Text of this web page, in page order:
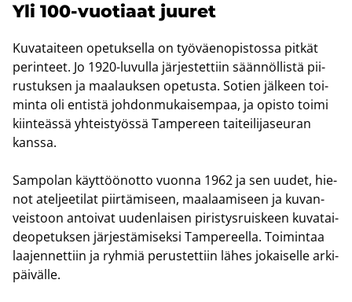
Yli 100-​vuotiaat juu­ret
Ku­va­tai­teen ope­tuk­sel­la on työ­väen­opis­tos­sa pit­kät
pe­rin­teet. Jo 1920-​luvulla jär­jes­tet­tiin sään­nöl­lis­tä pii­
rus­tuk­sen ja maa­lauk­sen ope­tus­ta. So­tien jäl­keen toi­
min­ta oli en­tis­tä joh­don­mu­kai­sem­paa, ja opis­to toimi
kiin­teäs­sä yh­teis­työs­sä Tam­pe­reen tai­tei­li­ja­seu­ran
kans­sa.
Sam­po­lan käyt­töön­ot­to vuon­na 1962 ja sen uudet, hie­
not atel­jee­ti­lat piir­tä­mi­seen, maa­laa­mi­seen ja ku­van­
veis­toon an­toi­vat uu­den­lai­sen pi­ris­tys­ruis­keen ku­va­tai­
deo­pe­tuk­sen jär­jes­tä­mi­sek­si Tam­pe­reel­la. Toi­min­taa
laa­jen­net­tiin ja ryh­miä pe­rus­tet­tiin lähes jo­kai­sel­le ar­ki­
päi­väl­le.